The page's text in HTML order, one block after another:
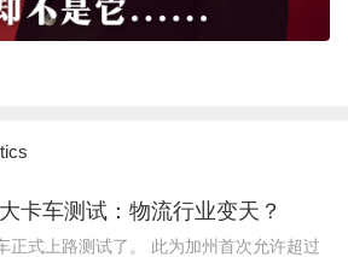
卡车测试：物流行业变天？
正式上路测试了。 此为加州首次允许超过